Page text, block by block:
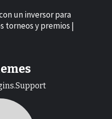
un inversor para
torneos y premios |